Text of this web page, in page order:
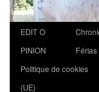
Aller
contenu
EDIT O
PINION
Férias
Politique de cookies
(UE)